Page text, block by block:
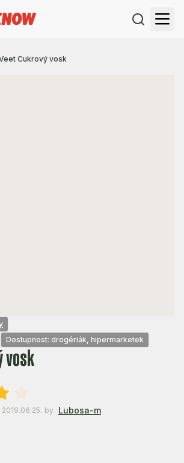
Cukrový vosk
Dostupnost: drogériák, hipermarketek
vosk
by Lubosa-m